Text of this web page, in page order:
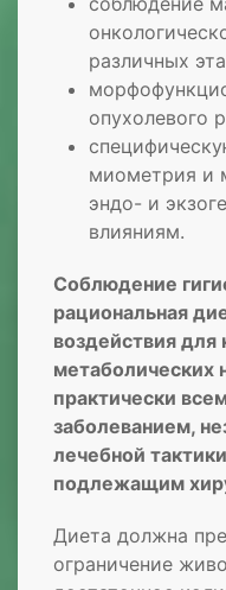
различных
опухолевого
миометрия и
эндо- и
влияниям.
Соблюдение
рациональная
воздействия для
метаболических
практически
заболеванием,
лечебной
подлежащим
Диета должна
ограничение